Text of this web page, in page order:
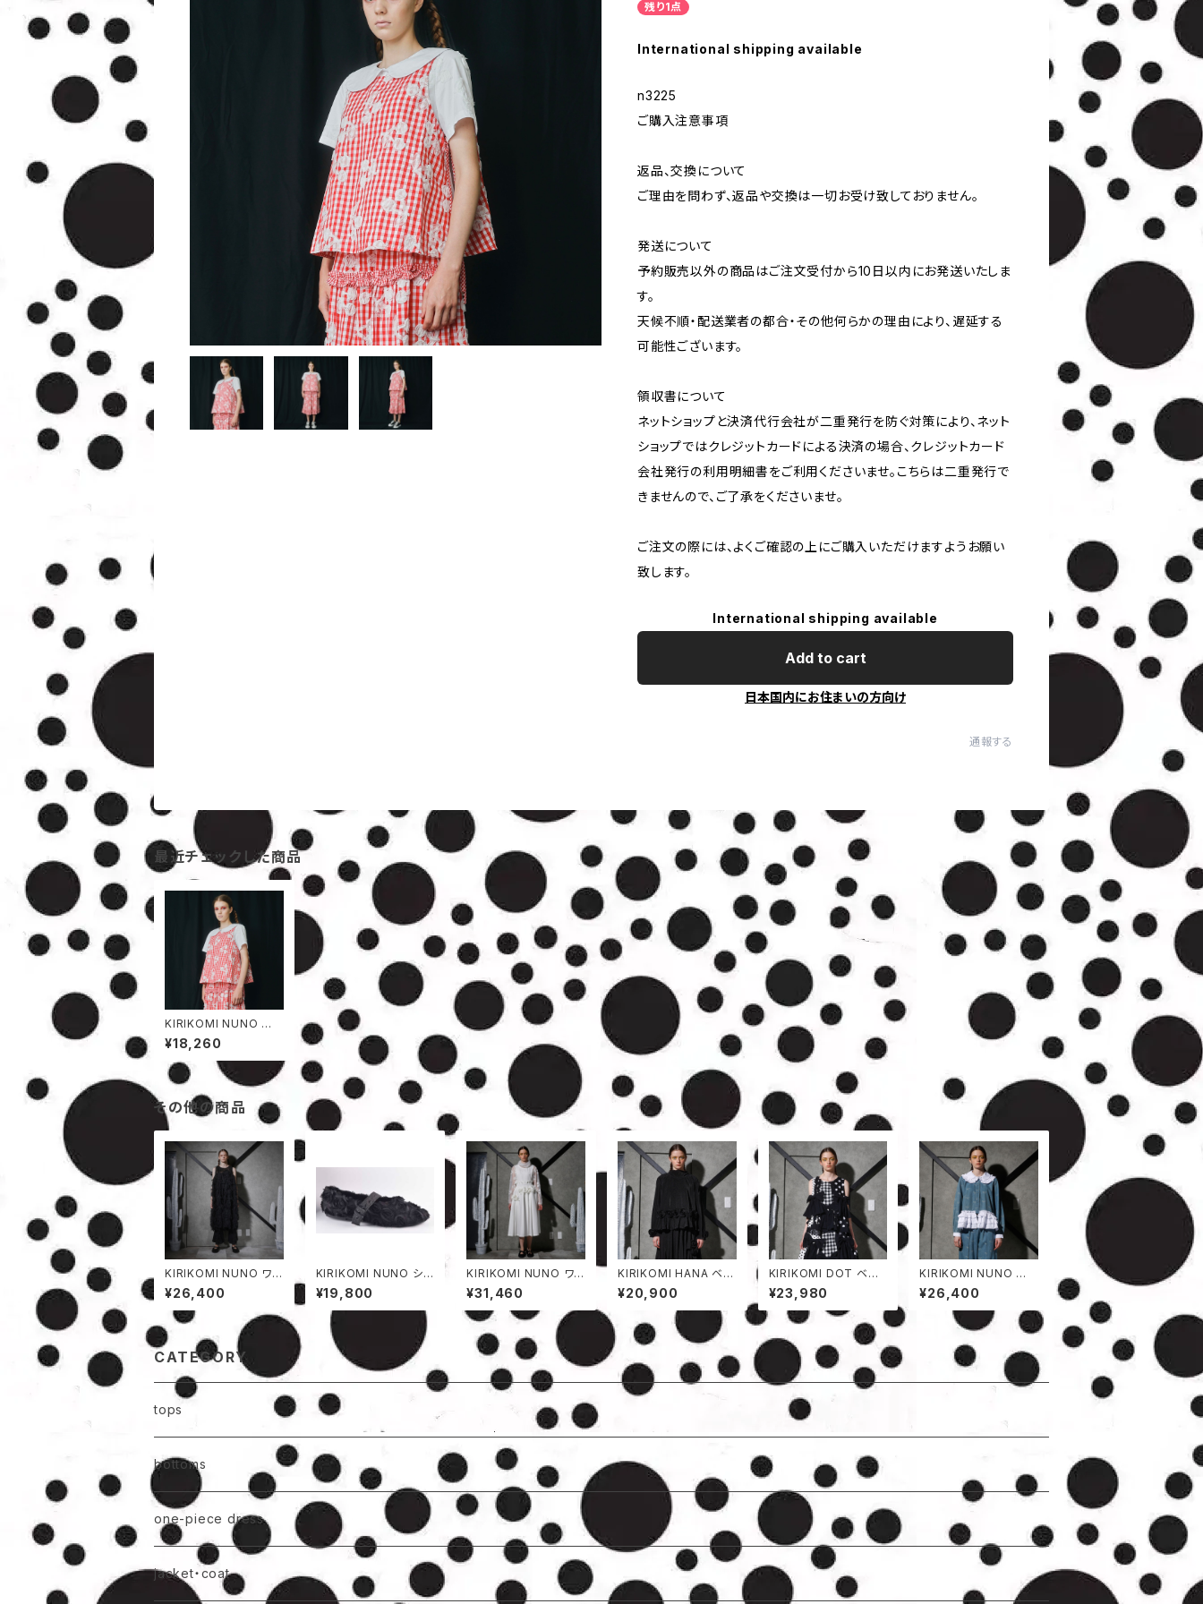
残り1点
International shipping available
n3225
ご購入注意事項
返品、交換について
ご理由を問わず、返品や交換は一切お受け致しておりません。
発送について
予約販売以外の商品はご注文受付から10日以内にお発送いたしま
す。
天候不順・配送業者の都合・その他何らかの理由により、遅延する
可能性ございます。
領収書について
ネットショップと決済代行会社が二重発行を防ぐ対策により、ネット
ショップではクレジットカードによる決済の場合、クレジットカード
会社発行の利用明細書をご利用くださいませ。こちらは二重発行で
きませんので、ご了承をくださいませ。
ご注文の際には、よくご確認の上にご購入いただけますようお願い
致します。
International shipping available
Add to cart
日本国内にお住まいの方向け
通報する
最近チェックした商品
KIRIKOMI NUNO ベ
スト
¥18,260
その他の商品
KIRIKOMI NUNO ワン
ピース
¥26,400
KIRIKOMI NUNO シュ
ーズ
¥19,800
KIRIKOMI NUNO ワン
ピース
¥31,460
KIRIKOMI HANA ベス
ト
¥20,900
KIRIKOMI DOT ベス
ト
¥23,980
KIRIKOMI NUNO ジャ
ケット
¥26,400
CATEGORY
tops
bottoms
one-piece dress
jacket・coat